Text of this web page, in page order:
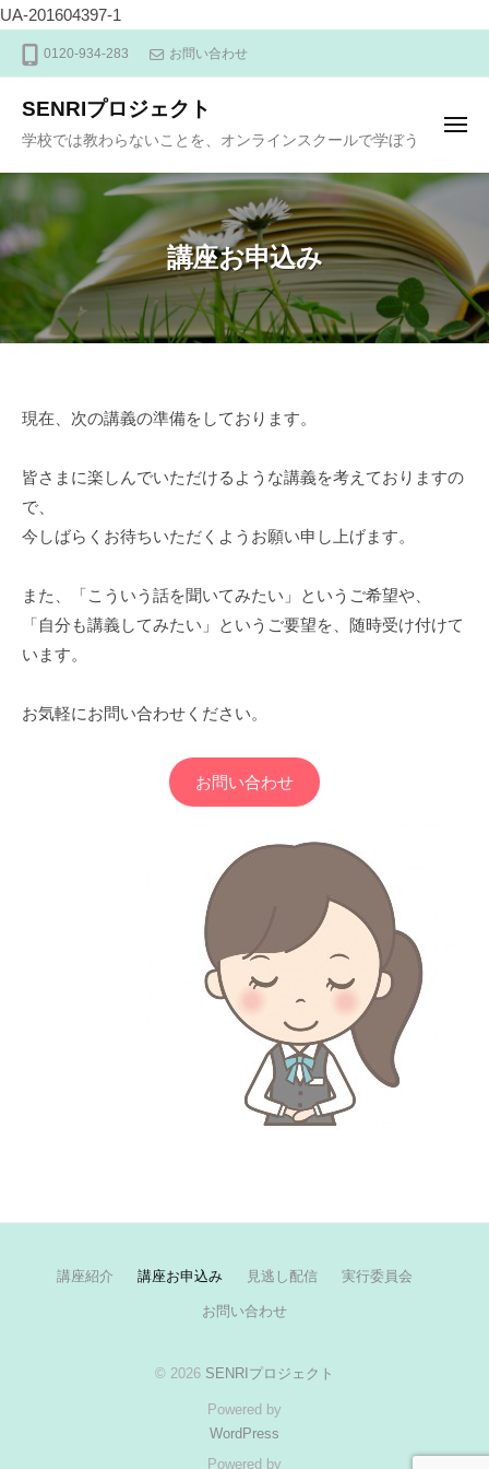
UA-201604397-1
ン
ス
キ
ッ
0120-934-283 お問い合わせ
SENRIプロジェクト
学校では教わらないことを、オンラインスクールで学ぼう
メ
ュ
ー
講座お申込み
講
お
申
み
2021-
12
現在、次の講義の準備をしております。
皆さまに楽しんでいただけるような講義を考えておりますの
で、
今しばらくお待ちいただくようお願い申し上げます。
また、「こういう話を聞いてみたい」というご希望や、
「自分も講義してみたい」というご要望を、随時受け付けて
います。
お気軽にお問い合わせください。
お問い合わせ
講座紹介 講座お申込み 見逃し配信 実行委員会
お問い合わせ
© 2026 SENRIプロジェクト
Powered by
WordPress
Powered by
ー